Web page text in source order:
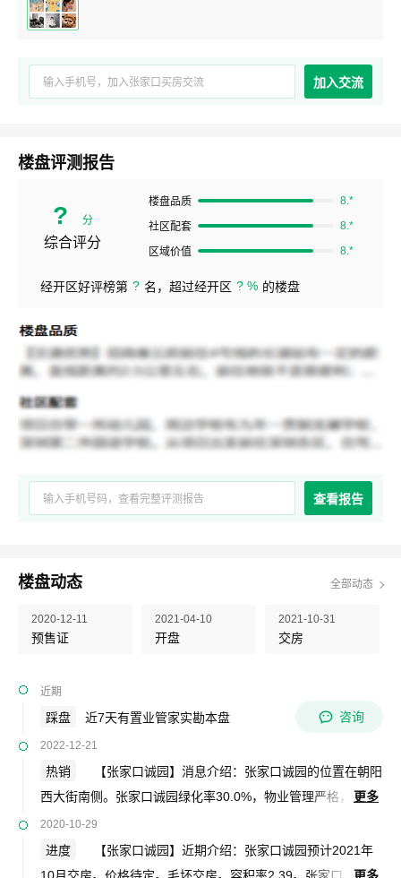
加入交流
楼盘评测报告
? 分
综合评分
经开区好评榜第 ? 名，超过经开区 ? % 的楼盘
楼盘品质 8.*
社区配套 8.*
区域价值 8.*
查看报告
楼盘动态 全部动态
2020-12-11
预售证
2021-04-10
开盘
2021-10-31
交房
近期
踩盘 近7天有置业管家实勘本盘 咨询
2022-12-21
热销
更多
【张家口诚园】消息介绍：张家口诚园的位置在朝阳
西大街南侧。张家口诚园绿化率30.0%，物业管理严格，
配套设施齐全，交通购物便利，小区环境优美。具体信息以售
楼处为准。
2020-10-29
进度
【张家口诚园】近期介绍：张家口诚园预计2021年